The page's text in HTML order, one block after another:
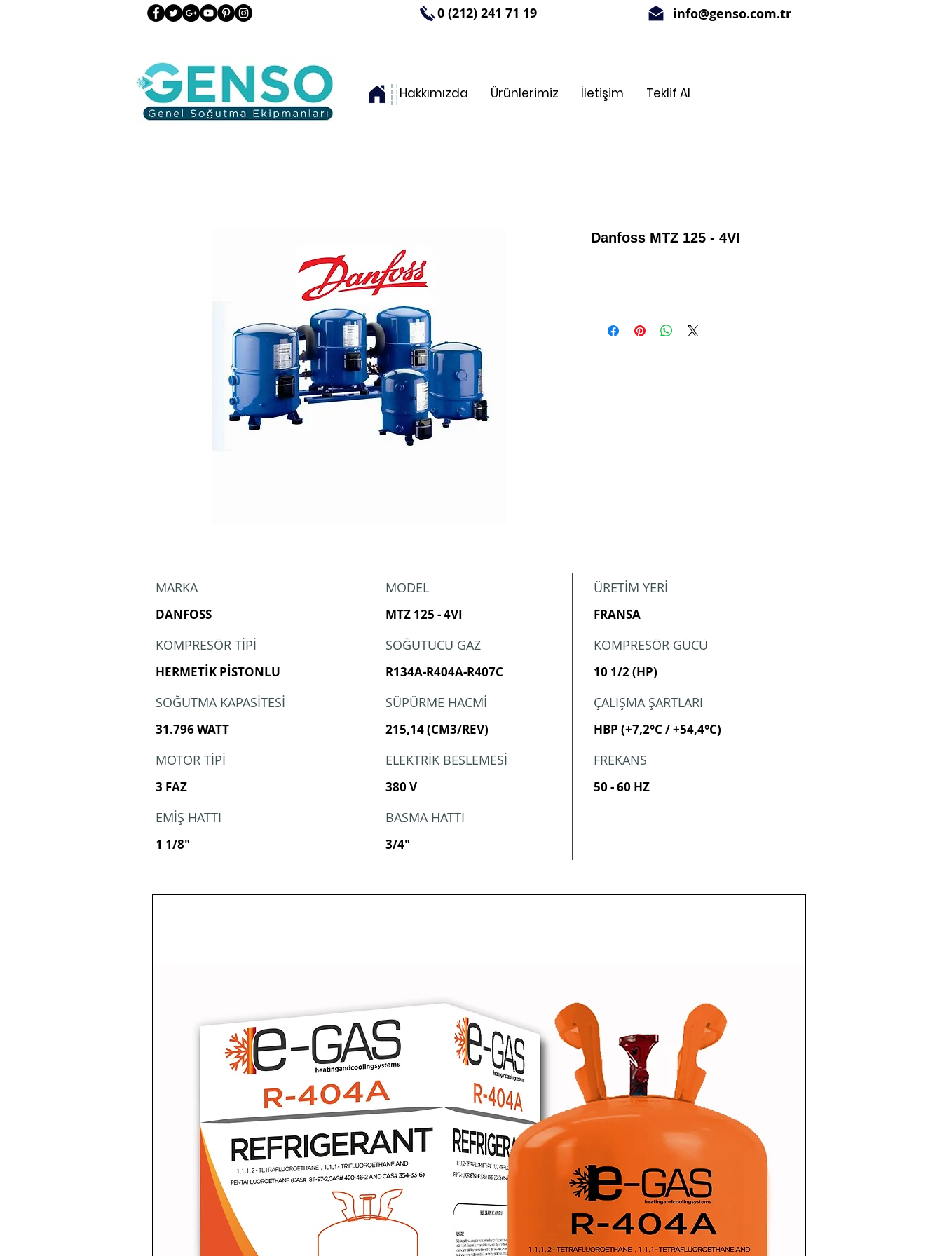
0 (212) 241 71 19 info@genso.com.tr
Hakkımızda Ürünlerimiz İletişim Teklif Al
Danfoss MTZ 125 - 4VI
MARKA
DANFOSS
MODEL
MTZ 125 - 4VI
ÜRETİM YERİ
FRANSA
KOMPRESÖR TİPİ
HERMETİK PİSTONLU
SOĞUTUCU GAZ
R134A-R404A-R407C
KOMPRESÖR GÜCÜ
10 1/2 (HP)
SOĞUTMA KAPASİTESİ
31.796 WATT
SÜPÜRME HACMİ
215,14 (CM3/REV)
ÇALIŞMA ŞARTLARI
HBP (+7,2°C / +54,4°C)
MOTOR TİPİ
3 FAZ
ELEKTRİK BESLEMESİ
380 V
FREKANS
50 - 60 HZ
EMİŞ HATTI
1 1/8"
BASMA HATTI
3/4"